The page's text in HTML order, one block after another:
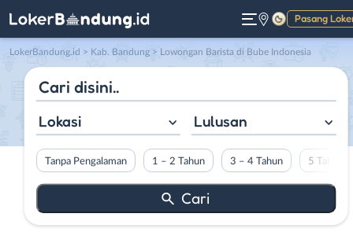
Pasang
Gelap
LokerBandung.id > Kab. Bandung > Lowongan Barista di Bube Indonesia
Lokasi Lulusan
Tanpa Pengalaman 1 – 2 Tahun 3 – 4 Tahun 5 Tahun